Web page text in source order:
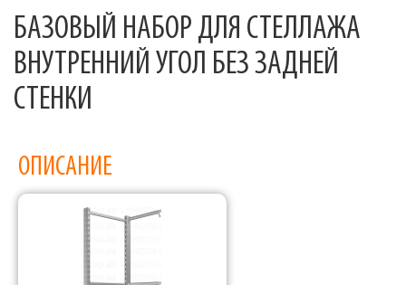
БАЗОВЫЙ НАБОР ДЛЯ СТЕЛЛАЖА
ВНУТРЕННИЙ УГОЛ БЕЗ ЗАДНЕЙ
СТЕНКИ
ОПИСАНИЕ